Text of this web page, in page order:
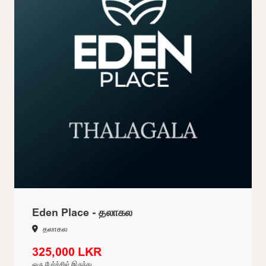
Eden Place - தலாகல
தலாகல
325,000 LKR
ஒரு பேர்ச்சில் இருந்து